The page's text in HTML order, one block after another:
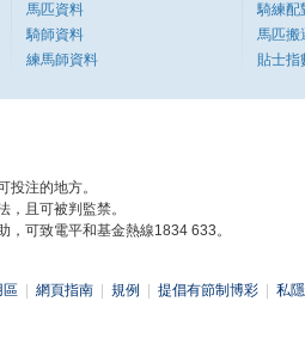
馬匹資料
騎師資料
練馬師資料
騎練配
馬匹搬
貼士指
投注的地方。
，且可被判監禁。
，可致電平和基金熱線1834 633。
區 網頁指南 規例 提倡有節制博彩 私